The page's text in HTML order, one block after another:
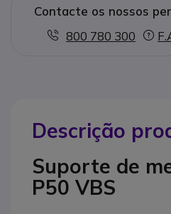
Contacte os nossos
800 780 300
Descrição
Suporte de
P50 VBS